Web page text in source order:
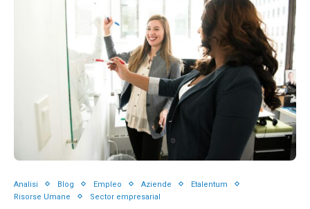
Analisi Blog Empleo Aziende
Etalentum
Risorse Umane
Sector empresarial